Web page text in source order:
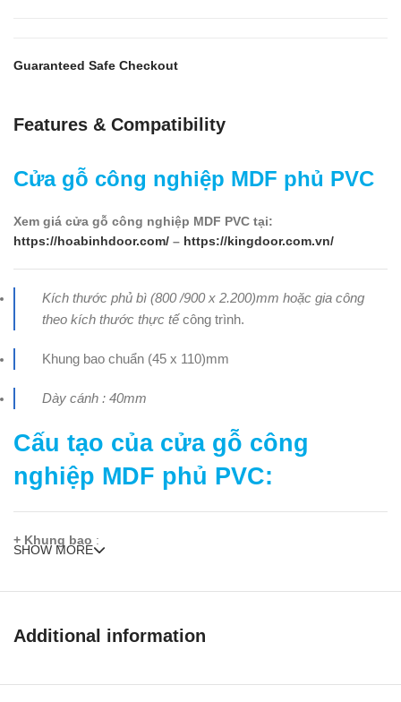
Guaranteed Safe Checkout
Features & Compatibility
Cửa gỗ công nghiệp MDF phủ PVC
Xem giá cửa gỗ công nghiệp MDF PVC tại:
https://hoabinhdoor.com/ – https://kingdoor.com.vn/
Kích thước phủ bì (800 /900 x 2.200)mm hoặc gia công
theo kích thước thực tếcông trình.
Khung bao chuẩn (45 x 110)mm
Dày cánh : 40mm
Cấu tạo của cửa gỗ công
nghiệp MDF phủ PVC:
+ Khung bao :
SHOW MORE
Additional information